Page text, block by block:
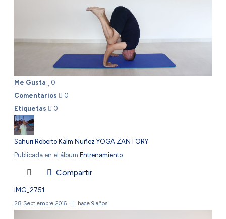
Me Gusta
0
Comentarios
0
Etiquetas
0
Sahuri Roberto Kalm Nuñez YOGA ZANTORY
Publicada en el álbumEntrenamiento
Compartir
IMG_2751
28 Septiembre 2016 · hace 9 años